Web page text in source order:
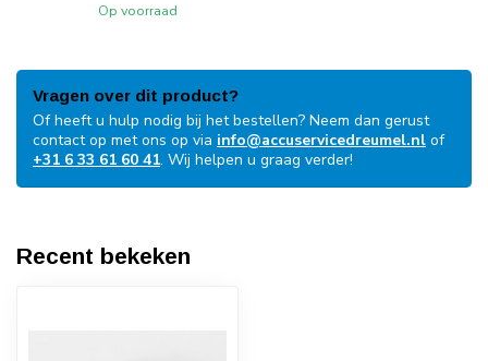
Op voorraad
Vragen over dit product?
Of heeft u hulp nodig bij het bestellen? Neem dan gerust
contact op met ons op via info@accuservicedreumel.nl of
+31 6 33 61 60 41. Wij helpen u graag verder!
Recent bekeken